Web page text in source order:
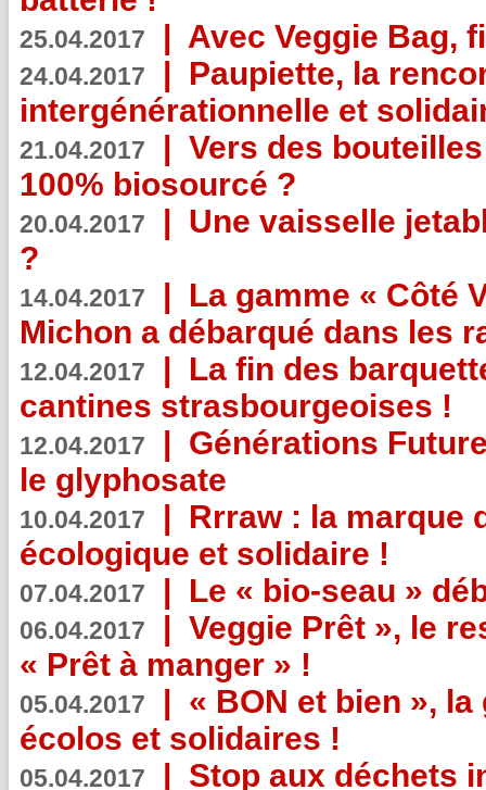
25.04.2017 | Avec Veggie Bag,
24.04.2017 | Paupiette, la
intergénérationnelle et
21.04.2017 | Vers des
100% biosourcé ?
20.04.2017 | Une vaisselle
?
14.04.2017 | La gamme « Côté
Michon a débarqué dans les
12.04.2017 | La fin des
cantines strasbourgeoises !
12.04.2017 | Générations
le glyphosate
10.04.2017 | Rrraw : la marque
écologique et solidaire !
07.04.2017 | Le « bio-seau »
06.04.2017 | Veggie Prêt », le
« Prêt à manger » !
05.04.2017 | « BON et bien »,
écolos et solidaires !
05.04.2017 | Stop aux déchets